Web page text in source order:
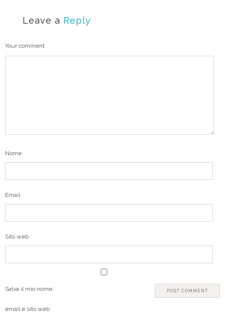
Leave a Reply
Your comment
Nome
Email
Sito web
Salva il mio nome,
email e sito web